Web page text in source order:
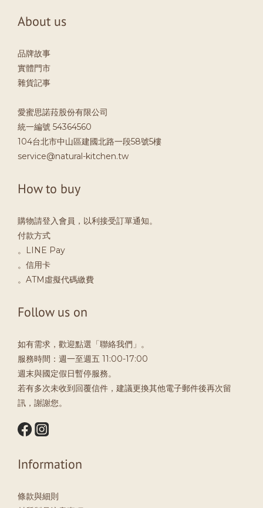
About us
品牌故事
實體門市
雜貨記事
愛蜜思諾菈股份有限公司
統一編號 54364560
104台北市中山區建國北路一段58號5樓
service@natural-kitchen.tw
How to buy
購物請登入會員，以利接受訂單通知。
付款方式
。LINE Pay
。信用卡
。ATM虛擬代碼繳費
Follow us on
如有需求，歡迎點選「聯絡我們」。
服務時間：週一至週五 11:00-17:00
週末與國定假日暫停服務。
若有多次未收到回覆信件，建議更換其他電子郵件後再次留
訊，謝謝您。
Information
條款與細則